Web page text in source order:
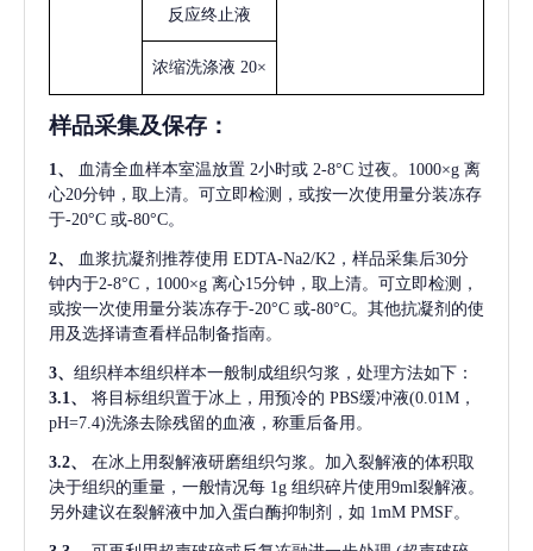
反应终止液
浓缩洗涤液 20×
样品采集及保存 ：
1、 血清全血样本室温放置 2小时或 2-8°C 过夜。1000×g 离
心20分钟，取上清。可立即检测，或按一次使用量分装冻存
于-20°C 或-80°C。
2、 血浆抗凝剂推荐使用 EDTA-Na2/K2，样品采集后30分
钟内于2-8°C，1000×g 离心15分钟，取上清。可立即检测，
或按一次使用量分装冻存于-20°C 或-80°C。其他抗凝剂的使
用及选择请查看样品制备指南。
3、 组织样本组织样本一般制成组织匀浆，处理方法如下：
3.1、
将目标组织置于冰上，用预冷的 PBS缓冲液(0.01M，
pH=7.4)洗涤去除残留的血液，称重后备用。
3.2、
在冰上用裂解液研磨组织匀浆。加入裂解液的体积取
决于组织的重量，一般情况每 1g 组织碎片使用9ml裂解液。
另外建议在裂解液中加入蛋白酶抑制剂，如 1mM PMSF。